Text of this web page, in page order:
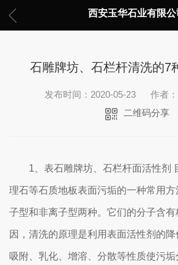
西安玉华石业有限公
石雕牌坊、石栏杆清洗的7
发布时间：2020-05-23 作者：
二维码分享
1、表石雕牌坊、石栏杆面活性剂
理石等石质地板表面污垢的一种常用
子型和非离子型两种。它们的分子含
因，清洗的原理是利用表面活性剂的降
吸附、乳化、增溶、分散等性质使污